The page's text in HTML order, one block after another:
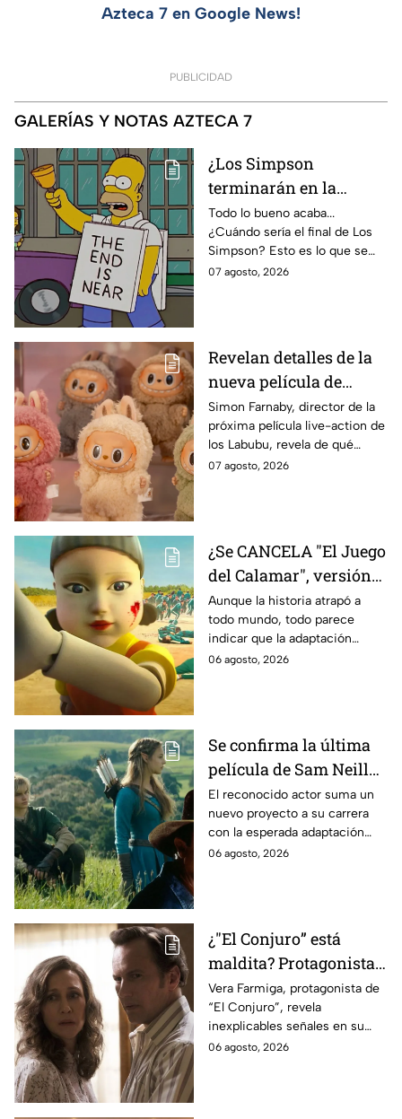
Azteca 7 en Google News!
PUBLICIDAD
GALERÍAS Y NOTAS AZTECA 7
¿Los Simpson
terminarán en la
temporada 40? Actriz
de Bart Simpson da
IMPACTANTE
declaración
Todo lo bueno acaba...
¿Cuándo sería el final de Los
Simpson? Esto es lo que se
sabe:
07 agosto, 2026
Revelan detalles de la
nueva película de
Labubu: de qué tratará
y cuándo se estrena
Simon Farnaby, director de la
próxima película live-action de
los Labubu, revela de qué
tratará la cinta. Aquí te
07 agosto, 2026
¿Se CANCELA "El Juego
del Calamar", versión
Estados Unidos? Esto
es lo que se sabe al
momento
Aunque la historia atrapó a
todo mundo, todo parece
indicar que la adaptación
podría ser cancelada:
06 agosto, 2026
Se confirma la última
película de Sam Neill
antes de morir: esto es
lo que se sabe hasta
ahora
El reconocido actor suma un
nuevo proyecto a su carrera
con la esperada adaptación
cinematográfica del popular
06 agosto, 2026
¿"El Conjuro” está
maldita? Protagonista
revela INQUIETANTES
señales en su cuerpo
durante la grabación de
la película
Vera Farmiga, protagonista de
“El Conjuro”, revela
inexplicables señales en su
cuerpo durante el rodaje de la
06 agosto, 2026